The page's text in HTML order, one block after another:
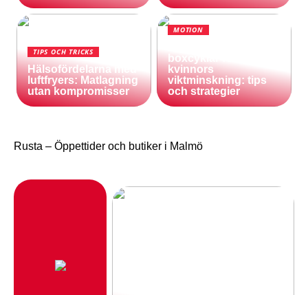
TIPS OCH TRICKS
Hälsofördelarna med
luftfryers: Matlagning
utan kompromisser
MOTION
boxcyklar för
kvinnors
viktminskning: tips
och strategier
Rusta – Öppettider och butiker i Malmö